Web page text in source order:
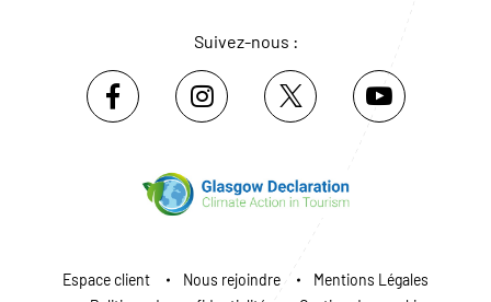
Suivez-nous :
Espace client Nous rejoindre
Mentions Légales